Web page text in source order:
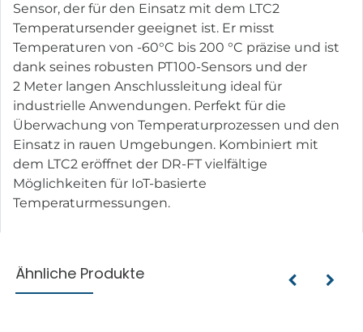
Sensor, der für den Einsatz mit dem LTC2
Temperatursender geeignet ist. Er misst
Temperaturen von -60°C bis 200 °C präzise und ist
dank seines robusten PT100-Sensors und der
2 Meter langen Anschlussleitung ideal für
industrielle Anwendungen. Perfekt für die
Überwachung von Temperaturprozessen und den
Einsatz in rauen Umgebungen. Kombiniert mit
dem LTC2 eröffnet der DR-FT vielfältige
Möglichkeiten für IoT-basierte
Temperaturmessungen.
Ähnliche Produkte